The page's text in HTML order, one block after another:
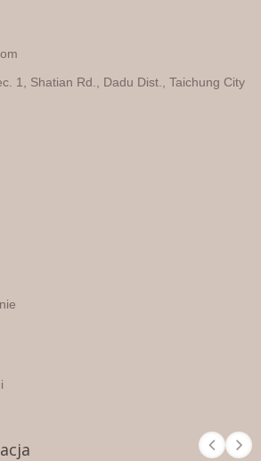
1, Shatian Rd., Dadu Dist., Taichung City